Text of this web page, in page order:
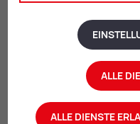
Kerstin Neukamp
Re­fe­rat Me­di­en &
ALLE
ALLE DIENSTE